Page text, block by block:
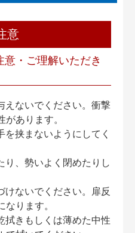
意
・ご理解いただき
ないでください。衝撃
あります。
挟まないようにしてく
、勢いよく閉めたりし
ないでください。扉反
ります。
きもしくは薄めた中性